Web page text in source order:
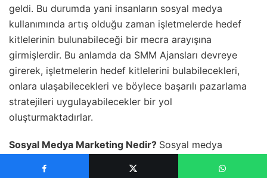
geldi. Bu durumda yani insanların sosyal medya
kullanımında artış olduğu zaman işletmelerde hedef
kitlelerinin bulunabileceği bir mecra arayışına
girmişlerdir. Bu anlamda da SMM Ajansları devreye
girerek, işletmelerin hedef kitlelerini bulabilecekleri,
onlara ulaşabilecekleri ve böylece başarılı pazarlama
stratejileri uygulayabilecekler bir yol
oluşturmaktadırlar.
Sosyal Medya Marketing Nedir? Sosyal medya